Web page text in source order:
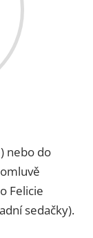
nebo do
Felicie
sedačky).